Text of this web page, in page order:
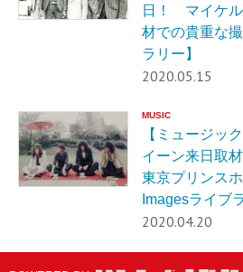
日！ マイケル
材での貴重な
ラリー】
2020.05.15
MUSIC
【ミュージッ
イーン来日取
東京プリンス
Imagesライブ
2020.04.20